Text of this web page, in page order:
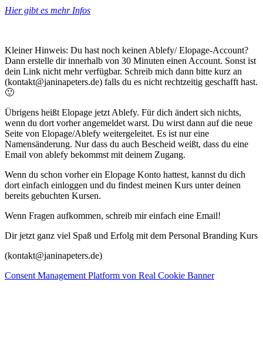
Hier gibt es mehr Infos
Kleiner Hinweis: Du hast noch keinen Ablefy/ Elopage-Account?
Dann erstelle dir innerhalb von 30 Minuten einen Account. Sonst ist
dein Link nicht mehr verfügbar. Schreib mich dann bitte kurz an
(kontakt@janinapeters.de) falls du es nicht rechtzeitig geschafft hast.
🙂
Übrigens heißt Elopage jetzt Ablefy. Für dich ändert sich nichts,
wenn du dort vorher angemeldet warst. Du wirst dann auf die neue
Seite von Elopage/Ablefy weitergeleitet. Es ist nur eine
Namensänderung. Nur dass du auch Bescheid weißt, dass du eine
Email von ablefy bekommst mit deinem Zugang.
Wenn du schon vorher ein Elopage Konto hattest, kannst du dich
dort einfach einloggen und du findest meinen Kurs unter deinen
bereits gebuchten Kursen.
Wenn Fragen aufkommen, schreib mir einfach eine Email!
Dir jetzt ganz viel Spaß und Erfolg mit dem Personal Branding Kurs
(kontakt@janinapeters.de)
Consent Management Platform von Real Cookie Banner